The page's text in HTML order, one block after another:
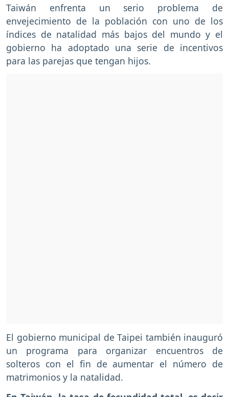
Taiwán enfrenta un serio problema de
envejecimiento de la población con uno de los
índices de natalidad más bajos del mundo y el
gobierno ha adoptado una serie de incentivos
para las parejas que tengan hijos.
El gobierno municipal de Taipei también inauguró
un programa para organizar encuentros de
solteros con el fin de aumentar el número de
matrimonios y la natalidad.